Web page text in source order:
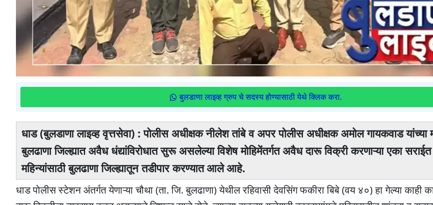
बुलडाणा लाइव्ह ग्रुप चे सदस्य होण्यासाठी येथे क्लिक करा.
धाड (बुलडाणा लाइव्ह वृत्तसेवा) : पोलीस अधीक्षक नीलेश तांबे व अपर पोलीस अधीक्षक अमोल गायकवाड यांच्या
बुलढाणा जिल्ह्यात अवैध धंद्यांविरोधात सुरू असलेल्या विशेष मोहिमेंतर्गत अवैध दारू विक्री करणाऱ्या एका
महिन्यांसाठी बुलढाणा जिल्ह्यातून तडीपार करण्यात आले आहे.
धाड पोलीस स्टेशन अंतर्गत येणाऱ्या चौथा (ता. जि. बुलढाणा) येथील रहिवासी देवसिंग फकीरा बिबे (वय ४०) हा गेल्या काही